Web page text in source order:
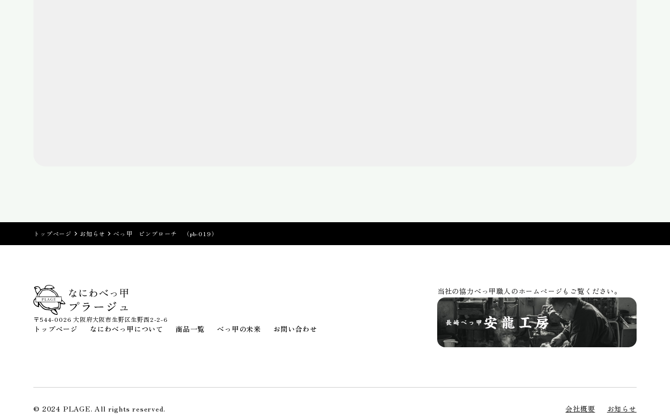
トップページ お知らせ べっ甲 ピンブローチ （pb-019）
〒544-0026 大阪府大阪市生野区生野西2-2-6
トップページ なにわべっ甲について 商品一覧 べっ甲の未来 お問い合わせ
当社の協力べっ甲職人のホームページもご覧ください。
© 2024 PLAGE. All rights reserved. 会社概要 お知らせ